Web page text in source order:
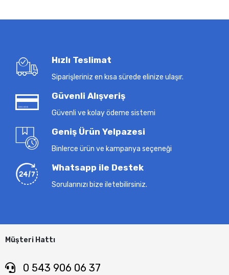
Hızlı Teslimat
Siparişleriniz en kısa sürede elinize ulaşır.
Güvenli Alışveriş
Güvenli ve kolay ödeme sistemi
Geniş Ürün Yelpazesi
Binlerce ürün ve kampanya seçeneği
Whatsapp ile Destek
Sorularınızı bize iletebilirsiniz.
Müşteri Hattı
0 543 906 06 37